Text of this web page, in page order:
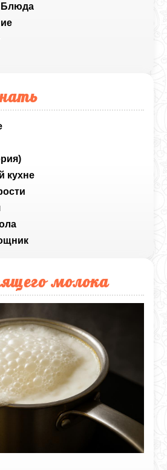
Блюда
кухне
молока